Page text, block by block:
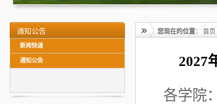
通知公告
新闻快递
通知公告
您现在的位置： 首页
2027
各学院